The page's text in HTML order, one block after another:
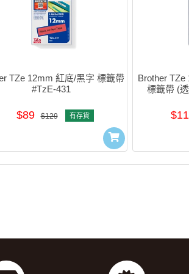
TZe 12mm 紅底/黑字 標籤帶
#TzE-431
$89 $129 有存貨
Brother
標籤帶 (